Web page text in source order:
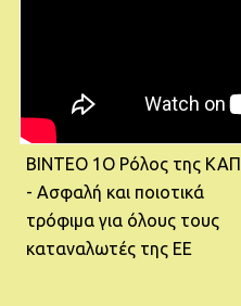
ΒΙΝΤΕΟ 1Ο Ρόλος της ΚΑΠ
- Ασφαλή και ποιοτικά
τρόφιμα για όλους τους
καταναλωτές της ΕΕ